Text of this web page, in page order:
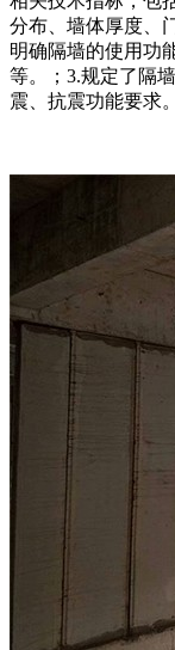
分布、墙体厚度、
明确隔墙的使用功
等。；3.规定了隔
震、抗震功能要求。